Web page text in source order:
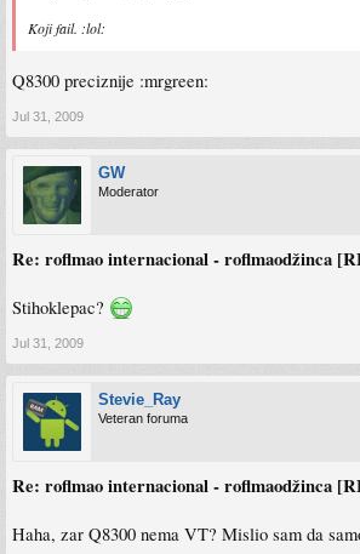
Koji fail. :lol:
Q8300 preciznije :mrgreen:
Jul 31, 2009
GW
Moderator
Re: roflmao internacional - roflmaodžinca
Stihoklepac?
Jul 31, 2009
Stevie_Ray
Veteran foruma
Re: roflmao internacional - roflmaodžinca
Haha, zar Q8300 nema VT? Mislio sam da